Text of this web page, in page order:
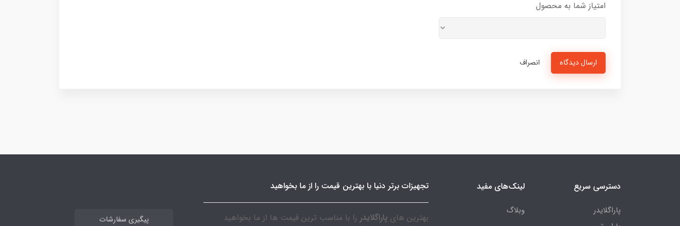
امتیاز شما به محصول
ارسال دیدگاه انصراف
دسترسی سریع
پاراگلایدر
لینک‌های مفید
وبلاگ
تجهیزات برتر دنیا با بهترین قیمت را از ما بخواهید
بهترین های پاراگلایدر را با مناسب ترین قیمت ها از ما بخواهید پیگیری سفارشات